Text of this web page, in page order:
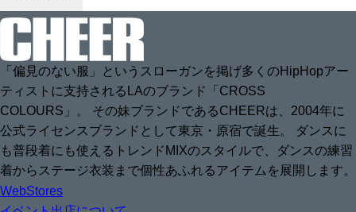
「偏見のない服」というスローガンを掲げ多くのHipHopアー
ティストに支持されるLAのブランド「CROSS
COLOURS」。 その妹ブランドであるCHEERは、2004年に
公式ライセンスブランドとして東京・原宿で誕生。 ダンスに
も普段着にも使えるトレンドMIXのスタイルで、ダンスの練習
着からステージ衣装まで個性あふれるアイテムを展開します。
WebStores